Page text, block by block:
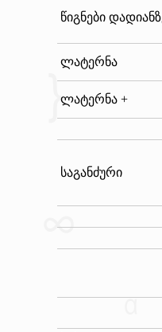
წიგნები
ლატერნა
ლატერნა +
საგანძური